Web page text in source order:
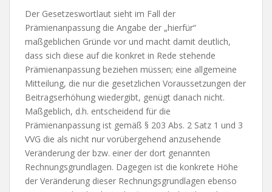
Der Gesetzeswortlaut sieht im Fall der
Prämienanpassung die Angabe der „hierfür“
maßgeblichen Gründe vor und macht damit deutlich,
dass sich diese auf die konkret in Rede stehende
Prämienanpassung beziehen müssen; eine allgemeine
Mitteilung, die nur die gesetzlichen Voraussetzungen der
Beitragserhöhung wiedergibt, genügt danach nicht.
Maßgeblich, d.h. entscheidend für die
Prämienanpassung ist gemäß § 203 Abs. 2 Satz 1 und 3
VVG die als nicht nur vorübergehend anzusehende
Veränderung der bzw. einer der dort genannten
Rechnungsgrundlagen. Dagegen ist die konkrete Höhe
der Veränderung dieser Rechnungsgrundlagen ebenso